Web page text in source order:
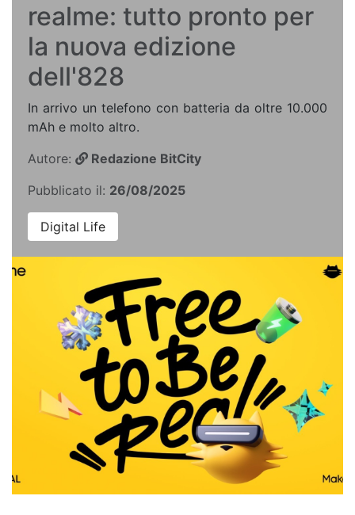
realme: tutto pronto per
la nuova edizione
dell'828
In arrivo un telefono con batteria da oltre 10.000
mAh e molto altro.
Autore:
Redazione BitCity
Pubblicato il: 26/08/2025
Digital Life